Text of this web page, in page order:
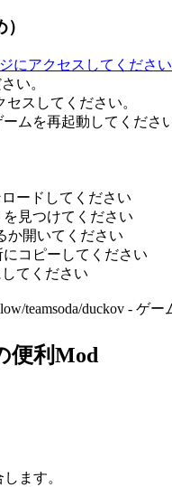
にアクセスしてください
い。
スしてください。
ムを再起動してください
ードしてください
見つけてください
か開いてください
コピーしてください
てください
teamsoda/duckov - ゲ
便利Mod
ます。